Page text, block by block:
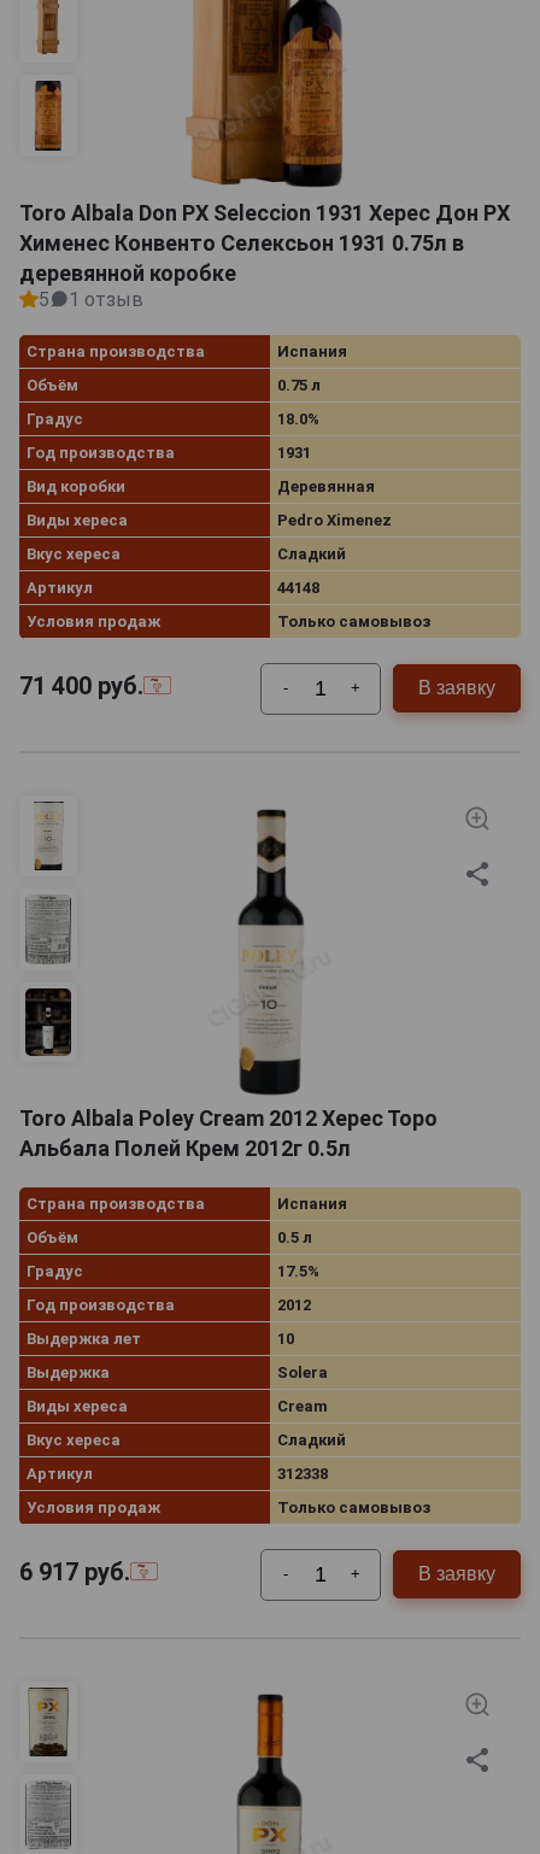
Toro Albala Don PX Seleccion 1931 Херес Дон PX
Хименес Конвенто Селексьон 1931 0.75л в
деревянной коробке
5 1 отзыв
Страна производства
Испания
Объём
0.75 л
Градус
18.0%
Год производства
1931
Вид коробки
Деревянная
Виды хереса
Pedro Ximenez
Вкус хереса
Сладкий
Артикул
44148
Условия продаж
Только самовывоз
71 400 руб. - + В заявку
Toro Albala Poley Cream 2012 Херес Торо
Альбала Полей Крем 2012г 0.5л
Страна производства
Испания
Объём
0.5 л
Градус
17.5%
Год производства
2012
Выдержка лет
10
Выдержка
Solera
Виды хереса
Cream
Вкус хереса
Сладкий
Артикул
312338
Условия продаж
Только самовывоз
6 917 руб. - + В заявку